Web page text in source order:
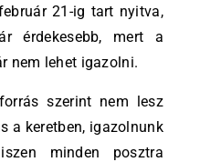
21-ig tart nyitva,
érdekesebb, mert a
nem lehet igazolni.
szerint nem lesz
a keretben, igazolnunk
minden posztra